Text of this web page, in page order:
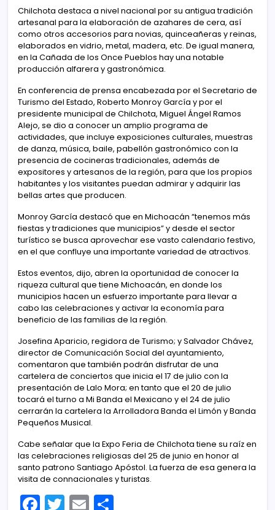
Chilchota destaca a nivel nacional por su antigua tradición
artesanal para la elaboración de azahares de cera, así
como otros accesorios para novias, quinceañeras y reinas,
elaborados en vidrio, metal, madera, etc. De igual manera,
en la Cañada de los Once Pueblos hay una notable
producción alfarera y gastronómica.
En conferencia de prensa encabezada por el Secretario de
Turismo del Estado, Roberto Monroy García y por el
presidente municipal de Chilchota, Miguel Ángel Ramos
Alejo, se dio a conocer un amplio programa de
actividades, que incluye exposiciones culturales, muestras
de danza, música, baile, pabellón gastronómico con la
presencia de cocineras tradicionales, además de
expositores y artesanos de la región, para que los propios
habitantes y los visitantes puedan admirar y adquirir las
bellas artes que producen.
Monroy García destacó que en Michoacán “tenemos más
fiestas y tradiciones que municipios” y desde el sector
turístico se busca aprovechar ese vasto calendario festivo,
en el que confluye una importante variedad de atractivos.
Estos eventos, dijo, abren la oportunidad de conocer la
riqueza cultural que tiene Michoacán, en donde los
municipios hacen un esfuerzo importante para llevar a
cabo las celebraciones y activar la economía para
beneficio de las familias de la región.
Josefina Aparicio, regidora de Turismo; y Salvador Chávez,
director de Comunicación Social del ayuntamiento,
comentaron que también podrán disfrutar de una
cartelera de conciertos que inicia el 17 de julio con la
presentación de Lalo Mora; en tanto que el 20 de julio
tocará el turno a Mi Banda el Mexicano y el 24 de julio
cerrarán la cartelera la Arrolladora Banda el Limón y Banda
Pequeños Musical.
Cabe señalar que la Expo Feria de Chilchota tiene su raíz en
las celebraciones religiosas del 25 de junio en honor al
santo patrono Santiago Apóstol. La fuerza de esa genera la
visita de connacionales y turistas.
F T E